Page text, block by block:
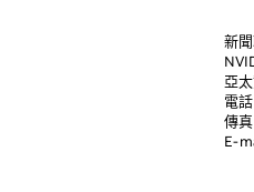
新
亞
電
傳
E-